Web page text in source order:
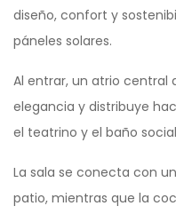
diseño, confort y
páneles solares.
Al entrar, un atrio central
elegancia y distribuye
el teatrino y el baño
La sala se conecta con
patio, mientras que la